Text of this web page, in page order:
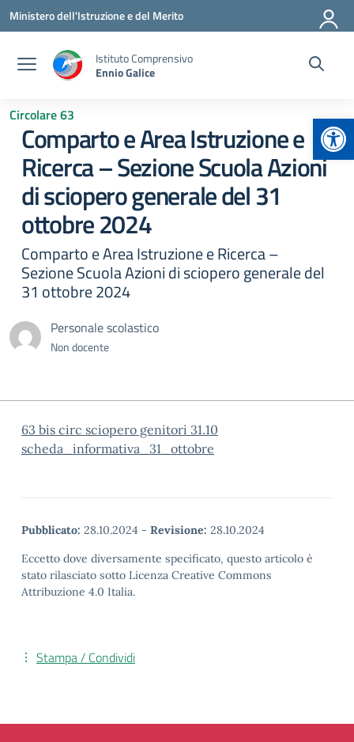
Vai ai contenuti
Vai al menu di navigazione
Vai al footer
Ministero dell'Istruzione e del Merito
Istituto Comprensivo
Ennio Galice
Circolare 63
Comparto e Area Istruzione e
Ricerca – Sezione Scuola Azioni
di sciopero generale del 31
ottobre 2024
Comparto e Area Istruzione e Ricerca –
Sezione Scuola Azioni di sciopero generale del
31 ottobre 2024
Personale scolastico
Non docente
63 bis circ sciopero genitori 31.10
scheda_informativa_31_ottobre
Pubblicato: 28.10.2024 - Revisione: 28.10.2024
Eccetto dove diversamente specificato, questo articolo è
stato rilasciato sotto Licenza Creative Commons
Attribuzione 4.0 Italia.
Stampa / Condividi